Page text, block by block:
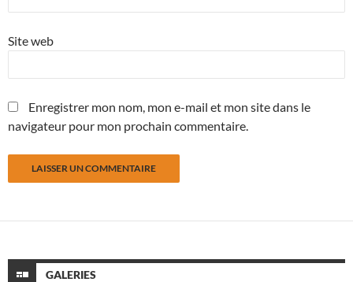
Site web
Enregistrer mon nom, mon e-mail et mon site dans le
navigateur pour mon prochain commentaire.
GALERIES